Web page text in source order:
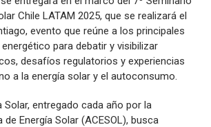
Chile LATAM 2025, que se realizará el
evento que reúne a los principales
para debatir y visibilizar
desafíos regulatorios y experiencias
a la energía solar y el autoconsumo.
Solar, entregado cada año por la
Energía Solar (ACESOL), busca